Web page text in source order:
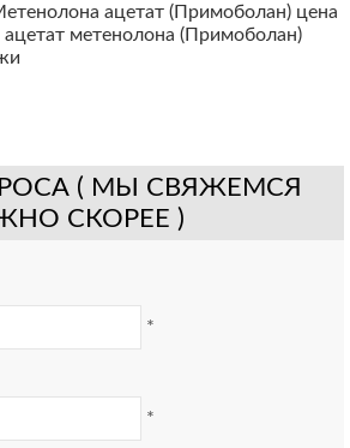
ацетат (Примоболан) цена
метенолона (Примоболан)
( МЫ СВЯЖЕМСЯ
СКОРЕЕ )
*
*